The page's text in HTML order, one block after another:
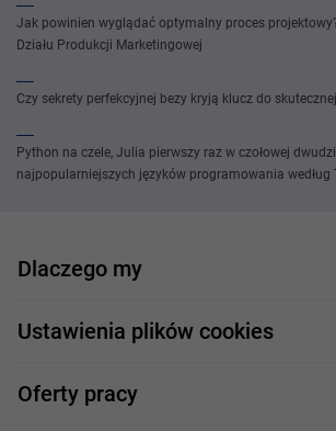
Jak powinien wyglądać optymalny proces
Działu Produkcji Marketingowej
Czy sekrety perfekcyjnej bezy kryją klucz do
Python na czele, Julia pierwszy raz w czołowej
najpopularniejszych języków programowania według
Dlaczego my
Nasi pracownicy
Nasze projekty
Ustawienia plików cookies
Oferty pracy